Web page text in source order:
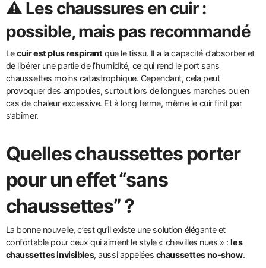
⚠️ Les chaussures en cuir :
possible, mais pas recommandé
Lecuir est plus respirant que le tissu. Il a la capacité d’absorber et
de libérer une partie de l’humidité, ce qui rend le port sans
chaussettes moins catastrophique. Cependant, cela peut
provoquer des ampoules, surtout lors de longues marches ou en
cas de chaleur excessive. Et à long terme, même le cuir finit par
s’abîmer.
Quelles chaussettes porter
pour un effet “sans
chaussettes” ?
La bonne nouvelle, c’est qu’il existe une solution élégante et
confortable pour ceux qui aiment le style « chevilles nues » :les
chaussettes invisibles, aussi appelées chaussettes no-show.